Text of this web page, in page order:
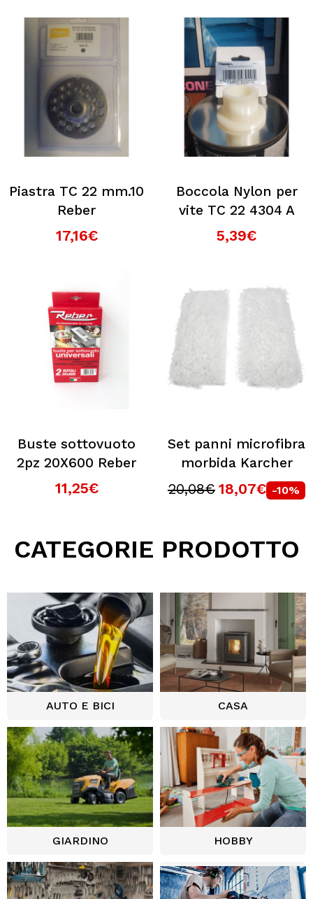
Piastra TC 22 mm.10
Reber
17,16€
Boccola Nylon per
vite TC 22 4304 A
5,39€
Buste sottovuoto
2pz 20X600 Reber
11,25€
Set panni microfibra
morbida Karcher
20,08€ 18,07€ -10%
CATEGORIE PRODOTTO
AUTO E BICI CASA
GIARDINO HOBBY